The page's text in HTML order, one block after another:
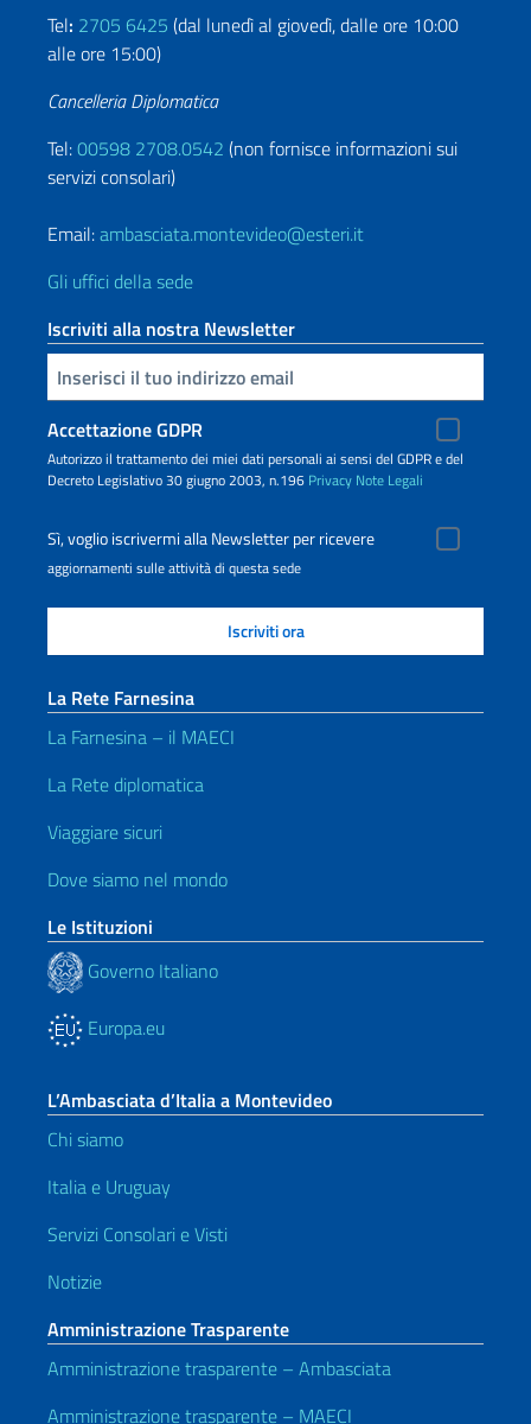
Tel: 2705 6425 (dal lunedì al giovedì, dalle ore 10:00
alle ore 15:00)
Cancelleria Diplomatica
Tel:00598 2708.0542 (non fornisce informazioni sui
servizi consolari)
Email:ambasciata.montevideo@esteri.it
Gli uffici della sede
Iscriviti alla nostra Newsletter
Inserisci la tua email
Accettazione GDPR
Autorizzo il trattamento dei miei dati personali ai sensi del GDPR e del
Decreto Legislativo 30 giugno 2003, n.196 Privacy Note Legali
Sì, voglio iscrivermi alla Newsletter per ricevere
aggiornamenti sulle attività di questa sede
La Rete Farnesina
La Farnesina – il MAECI
La Rete diplomatica
Viaggiare sicuri
Dove siamo nel mondo
Le Istituzioni
Governo Italiano
Europa.eu
L’Ambasciata d’Italia a Montevideo
Chi siamo
Italia e Uruguay
Servizi Consolari e Visti
Notizie
Amministrazione Trasparente
Amministrazione trasparente – Ambasciata
Amministrazione trasparente – MAECI